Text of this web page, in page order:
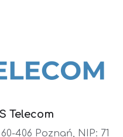
Telecom
406 Poznań, NIP: 71